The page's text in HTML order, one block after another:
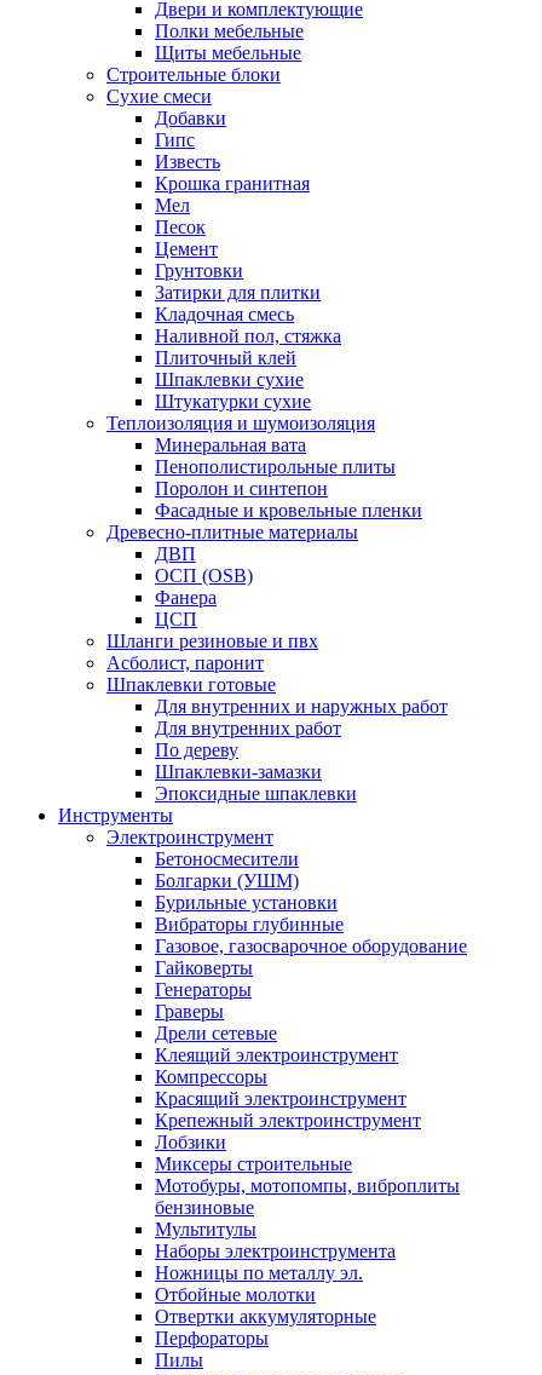
Двери и комплектующие
Полки мебельные
Щиты мебельные
Строительные блоки
Сухие смеси
Добавки
Гипс
Известь
Крошка гранитная
Мел
Песок
Цемент
Грунтовки
Затирки для плитки
Кладочная смесь
Наливной пол, стяжка
Плиточный клей
Шпаклевки сухие
Штукатурки сухие
Теплоизоляция и шумоизоляция
Минеральная вата
Пенополистирольные плиты
Поролон и синтепон
Фасадные и кровельные пленки
Древесно-плитные материалы
ДВП
ОСП (OSB)
Фанера
ЦСП
Шланги резиновые и пвх
Асболист, паронит
Шпаклевки готовые
Для внутренних и наружных работ
Для внутренних работ
По дереву
Шпаклевки-замазки
Эпоксидные шпаклевки
Инструменты
Электроинструмент
Бетоносмесители
Болгарки (УШМ)
Бурильные установки
Вибраторы глубинные
Газовое, газосварочное оборудование
Гайковерты
Генераторы
Граверы
Дрели сетевые
Клеящий электроинструмент
Компрессоры
Красящий электроинструмент
Крепежный электроинструмент
Лобзики
Миксеры строительные
Мотобуры, мотопомпы, виброплиты
бензиновые
Мультитулы
Наборы электроинструмента
Ножницы по металлу эл.
Отбойные молотки
Отвертки аккумуляторные
Перфораторы
Пилы